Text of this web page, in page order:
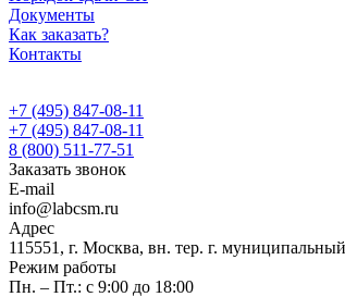
Документы
Как заказать?
Контакты
+7 (495) 847-08-11
+7 (495) 847-08-11
8 (800) 511-77-51
Заказать звонок
E-mail
info@labcsm.ru
Адрес
115551, г. Москва, вн. тер. г.
Режим работы
Пн. – Пт.: с 9:00 до 18:00